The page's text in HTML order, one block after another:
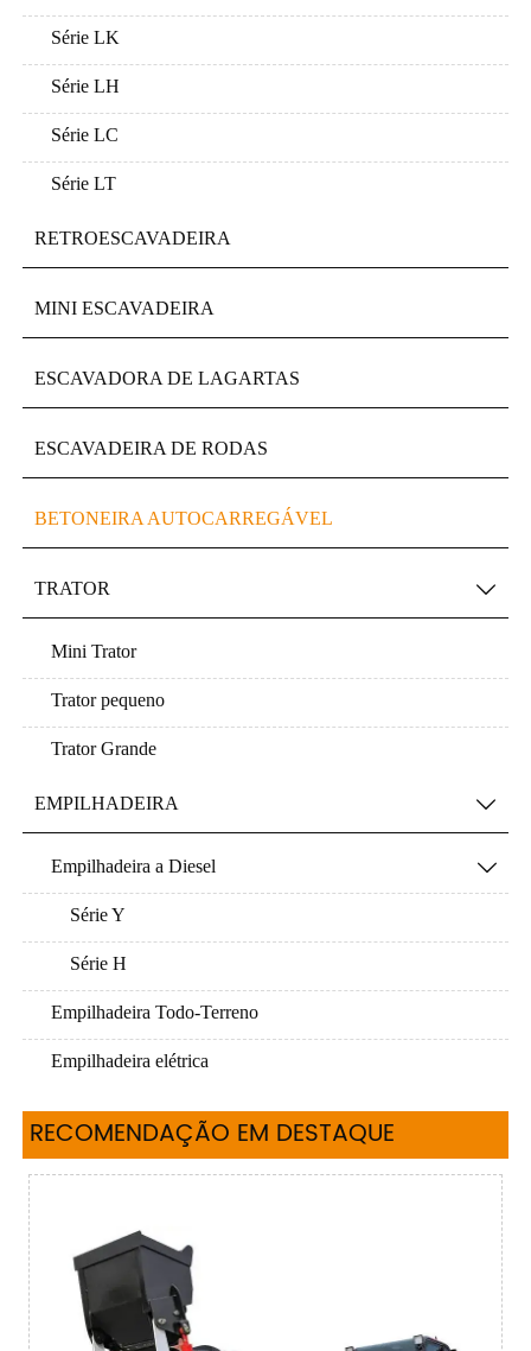
Série LK
Série LH
Série LC
Série LT
RETROESCAVADEIRA
MINI ESCAVADEIRA
ESCAVADORA DE LAGARTAS
ESCAVADEIRA DE RODAS
BETONEIRA AUTOCARREGÁVEL
TRATOR 
Mini Trator
Trator pequeno
Trator Grande
EMPILHADEIRA 
Empilhadeira a Diesel 
Série Y
Série H
Empilhadeira Todo-Terreno
Empilhadeira elétrica
RECOMENDAÇÃO EM DESTAQUE